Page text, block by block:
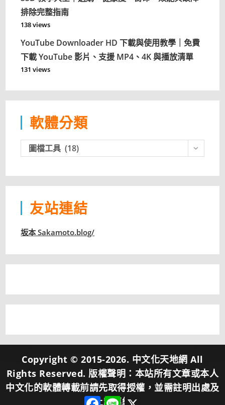
排除完整指南
138 views
YouTube Downloader HD 下載與使用教學｜免費
下載 YouTube 影片、支援 MP4、4K 與播放清單
131 views
軟體分類
體
圖檔工具 (18)
友站連結
坂本 Sakamoto.blog/
Copyright © 2015-2026. 中文化天地網 All
Rights Reserved. 版權聲明：本站所有文章或本人
中文化的軟體轉載前請先取得授權，並需註明出處及
加上超連結。
F L